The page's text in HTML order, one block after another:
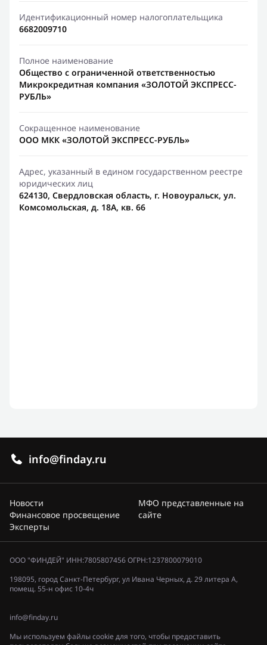
Идентификационный номер налогоплательщика
6682009710
Полное наименование
Общество с ограниченной ответственностью
Микрокредитная компания «ЗОЛОТОЙ ЭКСПРЕСС-
РУБЛЬ»
Сокращенное наименование
ООО МКК «ЗОЛОТОЙ ЭКСПРЕСС-РУБЛЬ»
Адрес, указанный в едином государственном реестре
юридических лиц
624130, Свердловская область, г. Новоуральск, ул.
Комсомольская, д. 18А, кв. 66
info@finday.ru
Новости
Финансовое просвещение
Эксперты
МФО представленные на
сайте
ООО "ФИНДЕЙ" ИНН:7805807456 ОГРН:1237800079010
198095, город Санкт-Петербург, ул Ивана Черных, д. 29 литера А,
помещ. 55-н офис 10-4ч
info@finday.ru
Мы используем файлы cookie для того, чтобы предоставить